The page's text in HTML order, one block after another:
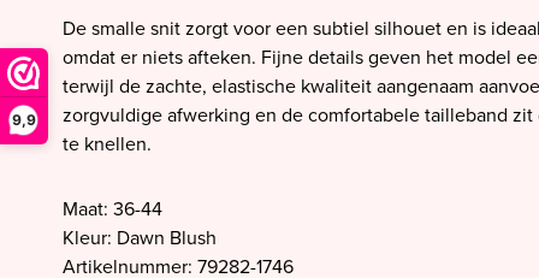
9,9
SALE PrimaDonna Twist
SALE PrimaDonna Swim
SALE Ten Cate
De smalle snit zorgt voor een subtiel silhouet en is
omdat er niets afteken. Fijne details geven het model
terwijl de zachte, elastische kwaliteit aangenaam
zorgvuldige afwerking en de comfortabele tailleband
te knellen.
Maat: 36-44
Kleur: Dawn Blush
Artikelnummer: 79282-1746